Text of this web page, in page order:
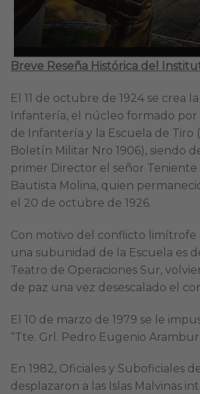
Breve Reseña Histórica del
El 11 de octubre de 1924 se crea
Infantería, el núcleo formado por
de Infantería y la Escuela de Tiro
Boletín Militar Nro 1906), siendo
primer Director el señor Teniente
Bautista Molina, quien
el 20 de octubre de 1926.
Con motivo del conflicto limítrofe
una subunidad de la Escuela es
Teatro de Operaciones Sur,
de paz una vez desescalado el
El 10 de marzo de 1979 se le
“Tte. Grl. Pedro Eugenio
En 1982, Oficiales y Suboficiales
desplazaron a las Islas Malvinas